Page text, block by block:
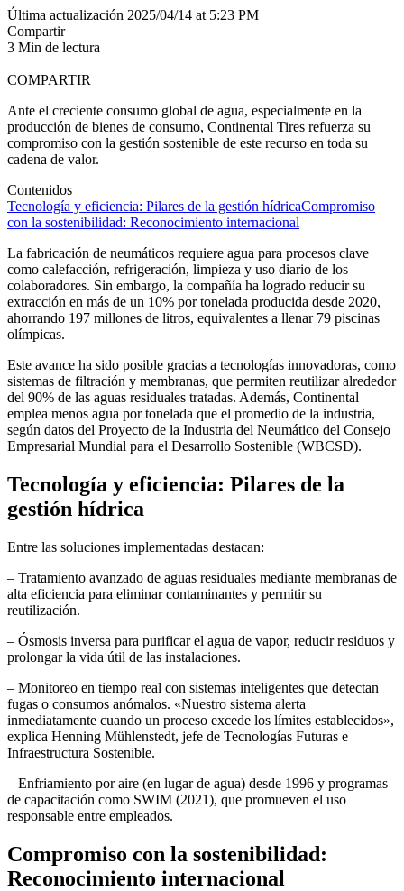
Última actualización 2025/04/14 at 5:23 PM
Compartir
3 Min de lectura
COMPARTIR
Ante el creciente consumo global de agua, especialmente en la
producción de bienes de consumo, Continental Tires refuerza su
compromiso con la gestión sostenible de este recurso en toda su
cadena de valor.
Contenidos
Tecnología y eficiencia: Pilares de la gestión hídricaCompromiso
con la sostenibilidad: Reconocimiento internacional
La fabricación de neumáticos requiere agua para procesos clave
como calefacción, refrigeración, limpieza y uso diario de los
colaboradores. Sin embargo, la compañía ha logrado reducir su
extracción en más de un 10% por tonelada producida desde 2020,
ahorrando 197 millones de litros, equivalentes a llenar 79 piscinas
olímpicas.
Este avance ha sido posible gracias a tecnologías innovadoras, como
sistemas de filtración y membranas, que permiten reutilizar alrededor
del 90% de las aguas residuales tratadas. Además, Continental
emplea menos agua por tonelada que el promedio de la industria,
según datos del Proyecto de la Industria del Neumático del Consejo
Empresarial Mundial para el Desarrollo Sostenible (WBCSD).
Tecnología y eficiencia: Pilares de la
gestión hídrica
Entre las soluciones implementadas destacan:
– Tratamiento avanzado de aguas residuales mediante membranas de
alta eficiencia para eliminar contaminantes y permitir su
reutilización.
– Ósmosis inversa para purificar el agua de vapor, reducir residuos y
prolongar la vida útil de las instalaciones.
– Monitoreo en tiempo real con sistemas inteligentes que detectan
fugas o consumos anómalos. «Nuestro sistema alerta
inmediatamente cuando un proceso excede los límites establecidos»,
explica Henning Mühlenstedt, jefe de Tecnologías Futuras e
Infraestructura Sostenible.
– Enfriamiento por aire (en lugar de agua) desde 1996 y programas
de capacitación como SWIM (2021), que promueven el uso
responsable entre empleados.
Compromiso con la sostenibilidad:
Reconocimiento internacional